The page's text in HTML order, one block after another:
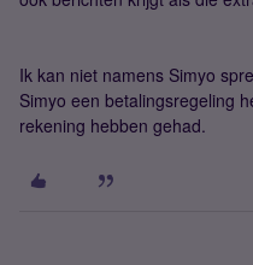
Ik kan niet namens Simyo
Simyo een betalingsregeling
rekening hebben gehad.